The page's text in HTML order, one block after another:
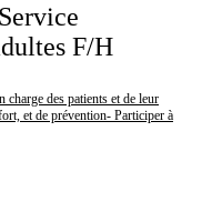
F/H
charge des patients et de leur
et de prévention- Participer à